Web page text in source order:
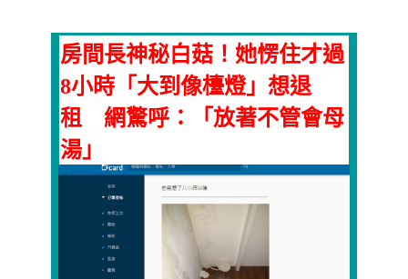
房間長神秘白菇！她愣住才過
8小時「大到像檯燈」想退
租 網驚呼：「放著不管會母
湯」